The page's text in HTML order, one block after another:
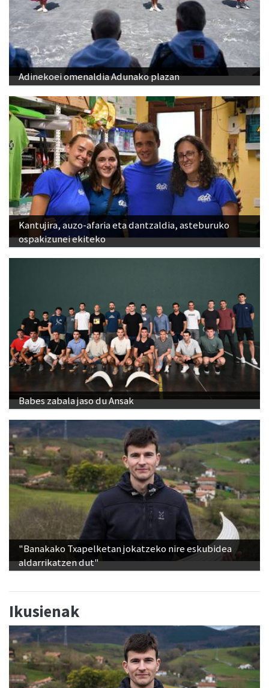
Adinekoei omenaldia Adunako plazan
Kantujira, auzo-afaria eta dantzaldia, asteburuko
ospakizunei ekiteko
Babes zabala jaso du Ansak
"Banakako Txapelketan jokatzeko nire eskubidea
aldarrikatzen dut"
Ikusienak